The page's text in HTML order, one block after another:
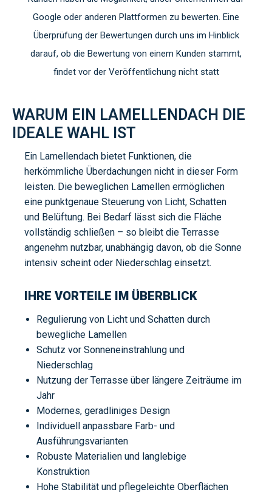
Google oder anderen Plattformen zu bewerten. Eine
Überprüfung der Bewertungen durch uns im Hinblick
darauf, ob die Bewertung von einem Kunden stammt,
findet vor der Veröffentlichung nicht statt
WARUM EIN LAMELLENDACH DIE
IDEALE WAHL IST
Ein Lamellendach bietet Funktionen, die
herkömmliche Überdachungen nicht in dieser Form
leisten. Die beweglichen Lamellen ermöglichen
eine punktgenaue Steuerung von Licht, Schatten
und Belüftung. Bei Bedarf lässt sich die Fläche
vollständig schließen – so bleibt die Terrasse
angenehm nutzbar, unabhängig davon, ob die Sonne
intensiv scheint oder Niederschlag einsetzt.
IHRE VORTEILE IM ÜBERBLICK
Regulierung von Licht und Schatten durch
bewegliche Lamellen
Schutz vor Sonneneinstrahlung und
Niederschlag
Nutzung der Terrasse über längere Zeiträume im
Jahr
Modernes, geradliniges Design
Individuell anpassbare Farb- und
Ausführungsvarianten
Robuste Materialien und langlebige
Konstruktion
Hohe Stabilität und pflegeleichte Oberflächen